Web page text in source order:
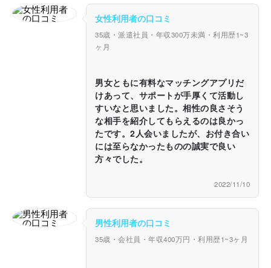
女性利用者の口コミ
35歳・派遣社員・年収300万未満・利用歴1~3
ヶ月
男女ともに有料なマッチングアプリだ
けあって、サポートが手厚くて活動し
すいなと思いました。相性の良さそう
な相手を紹介してもらえるのは良かっ
たです。2人会いましたが、お付き合い
には至らなかったものの誠実で良い
方々でした。
2022/11/10
男性利用者の口コミ
35歳・会社員・年収400万円・利用歴1~3ヶ月